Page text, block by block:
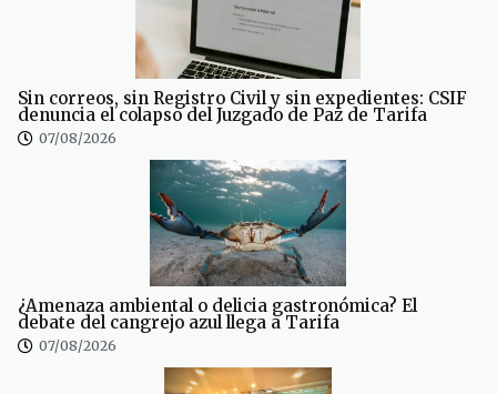
Sin correos, sin Registro Civil y sin expedientes: CSIF
denuncia el colapso del Juzgado de Paz de Tarifa
07/08/2026
¿Amenaza ambiental o delicia gastronómica? El
debate del cangrejo azul llega a Tarifa
07/08/2026